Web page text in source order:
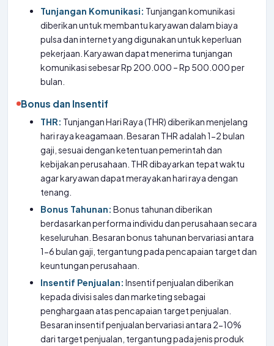
Tunjangan Komunikasi: Tunjangan komunikasi
diberikan untuk membantu karyawan dalam biaya
pulsa dan internet yang digunakan untuk keperluan
pekerjaan. Karyawan dapat menerima tunjangan
komunikasi sebesar Rp 200.000 – Rp 500.000 per
bulan.
Bonus dan Insentif
THR: Tunjangan Hari Raya (THR) diberikan menjelang
hari raya keagamaan. Besaran THR adalah 1-2 bulan
gaji, sesuai dengan ketentuan pemerintah dan
kebijakan perusahaan. THR dibayarkan tepat waktu
agar karyawan dapat merayakan hari raya dengan
tenang.
Bonus Tahunan: Bonus tahunan diberikan
berdasarkan performa individu dan perusahaan secara
keseluruhan. Besaran bonus tahunan bervariasi antara
1-6 bulan gaji, tergantung pada pencapaian target dan
keuntungan perusahaan.
Insentif Penjualan: Insentif penjualan diberikan
kepada divisi sales dan marketing sebagai
penghargaan atas pencapaian target penjualan.
Besaran insentif penjualan bervariasi antara 2-10%
dari target penjualan, tergantung pada jenis produk